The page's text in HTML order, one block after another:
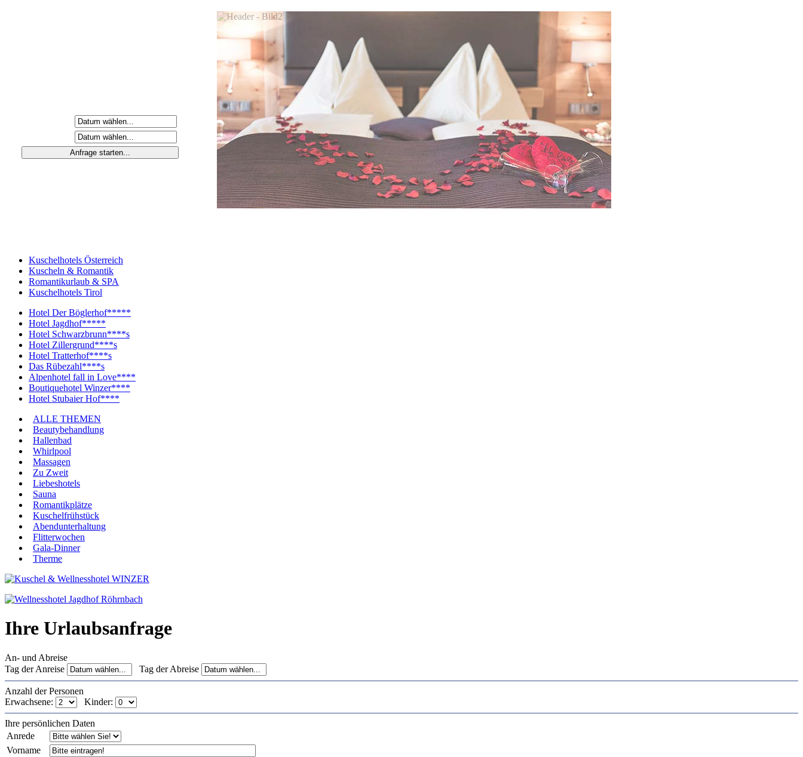
Kuschelhotels Österreich
Kuscheln & Romantik
Romantikurlaub & SPA
Kuschelhotels Tirol
Hotel Der Böglerhof*****
Hotel Jagdhof*****
Hotel Schwarzbrunn****s
Hotel Zillergrund****s
Hotel Tratterhof****s
Das Rübezahl****s
Alpenhotel fall in Love****
Boutiquehotel Winzer****
Hotel Stubaier Hof****
ALLE THEMEN
Beautybehandlung
Hallenbad
Whirlpool
Massagen
Zu Zweit
Liebeshotels
Sauna
Romantikplätze
Kuschelfrühstück
Abendunterhaltung
Flitterwochen
Gala-Dinner
Therme
Ihre Urlaubsanfrage
An- und Abreise
Tag der Anreise
Tag der Abreise
Anzahl der Personen
Erwachsene:
Kinder:
Ihre persönlichen Daten
Anrede
Vorname